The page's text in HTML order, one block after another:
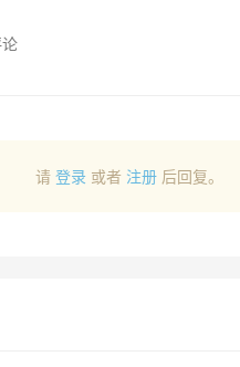
请 登录 或者 注册 后回复。